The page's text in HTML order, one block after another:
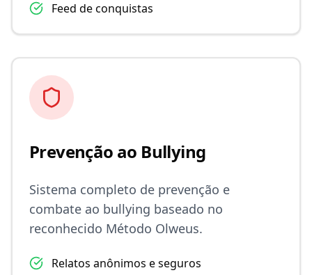
Feed de conquistas
Prevenção ao Bullying
Sistema completo de prevenção e
combate ao bullying baseado no
reconhecido Método Olweus.
Relatos anônimos e seguros